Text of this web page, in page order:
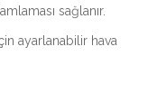
sağlanır.
ayarlanabilir hava